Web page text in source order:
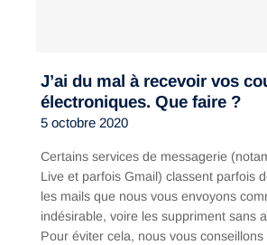
J’ai du mal à recevoir vos
électroniques. Que faire ?
5 octobre 2020
Certains services de messagerie
Live et parfois Gmail) classent parfois
les mails que nous vous envoyons
indésirable, voire les suppriment sans
Pour éviter cela, nous vous conseillons